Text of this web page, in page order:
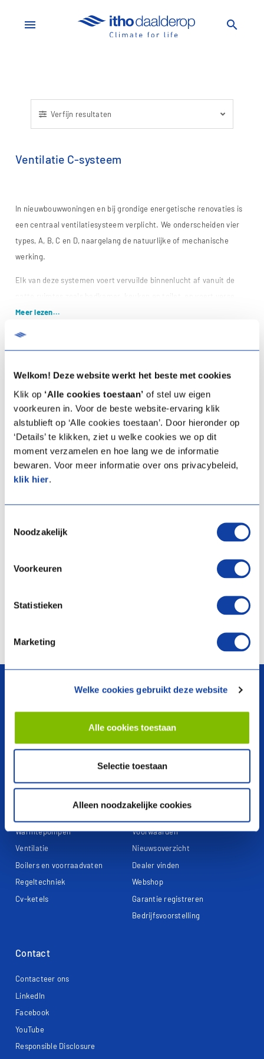
Welkom! Deze website werkt het beste met cookies
Klik op ‘Alle cookies toestaan’ of stel uw eigen
voorkeuren in. Voor de beste website-ervaring klik
alstublieft op ‘Alle cookies toestaan’. Door hieronder op
‘Details’ te klikken, ziet u welke cookies we op dit
moment verzamelen en hoe lang we de informatie
bewaren. Voor meer informatie over ons privacybeleid,
klik hier.
Noodzakelijk
Voorkeuren
Statistieken
Marketing
Welke cookies gebruikt deze website
Alle cookies toestaan
Selectie toestaan
Alleen noodzakelijke cookies
menu search
Verfijn resultaten
Ventilatie C-systeem
In nieuwbouwwoningen en bij grondige energetische renovaties is
een centraal ventilatiesysteem verplicht. We onderscheiden vier
types, A, B, C en D, naargelang de natuurlijke of mechanische
werking.
Elk van deze systemen voert vervuilde binnenlucht af vanuit de
buitenlucht aan in de droge ruimtes, voornamelijk de woon-, werk-
Bij het C-systeem voert een mechanische, centrale ventilatie-unit
Meer lezen...
ECOVE RF Hygro
Artikelprijs:€ 376,80 (Excl.
Artikelnummer:
geïntegreerde
(Excl.
03-00528
Warmtepompen
Ventilatie
Boilers en voorraadvaten
Regeltechniek
Cv-ketels
Over ons
Voorwaarden
Nieuwsoverzicht
Dealer vinden
Webshop
Garantie registreren
Bedrijfsvoorstelling
Contact
Contacteer ons
LinkedIn
Facebook
YouTube
Responsible Disclosure